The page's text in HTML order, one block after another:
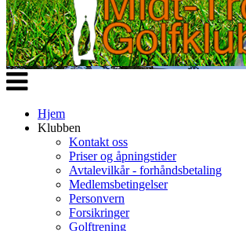
Veksle
navigasjon
Hjem
Klubben
Kontakt oss
Priser og åpningstider
Avtalevilkår - forhåndsbetaling
Medlemsbetingelser
Personvern
Forsikringer
Golftrening